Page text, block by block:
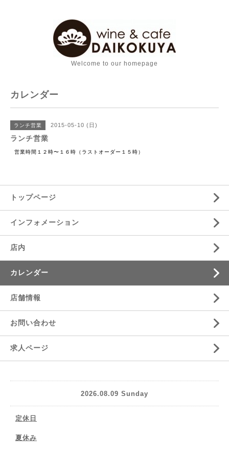
Welcome to our homepage
カレンダー
ランチ営業 2015-05-10 (日)
ランチ営業
営業時間１２時〜１６時（ラストオーダー１５時）
トップページ
インフォメーション
店内
カレンダー
店舗情報
お問い合わせ
求人ページ
2026.08.09 Sunday
定休日
夏休み